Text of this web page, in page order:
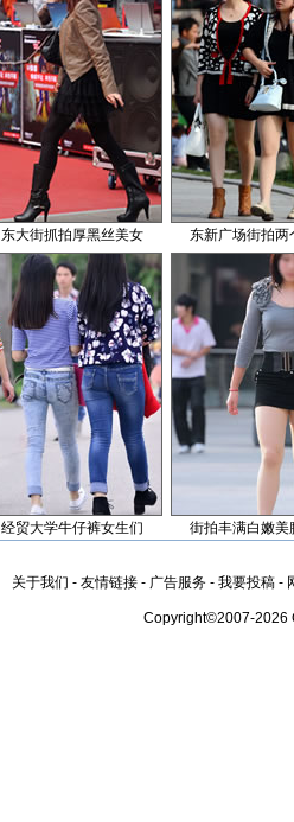
东大街抓拍厚黑丝美女 东新广场街拍两
经贸大学牛仔裤女生们 街拍丰满白嫩美
关于我们 - 友情链接 - 广告服务 - 我要投稿 -
Copyright©2007-2026